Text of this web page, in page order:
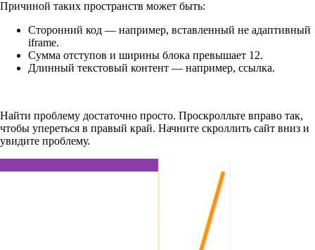
Причиной таких пространств может быть:
Сторонний код — например, вставленный не адаптивный
iframe.
Сумма отступов и ширины блока превышает 12.
Длинный текстовый контент — например, ссылка.
Найти проблему достаточно просто. Проскролльте вправо так,
чтобы упереться в правый край. Начните скроллить сайт вниз и
увидите проблему.